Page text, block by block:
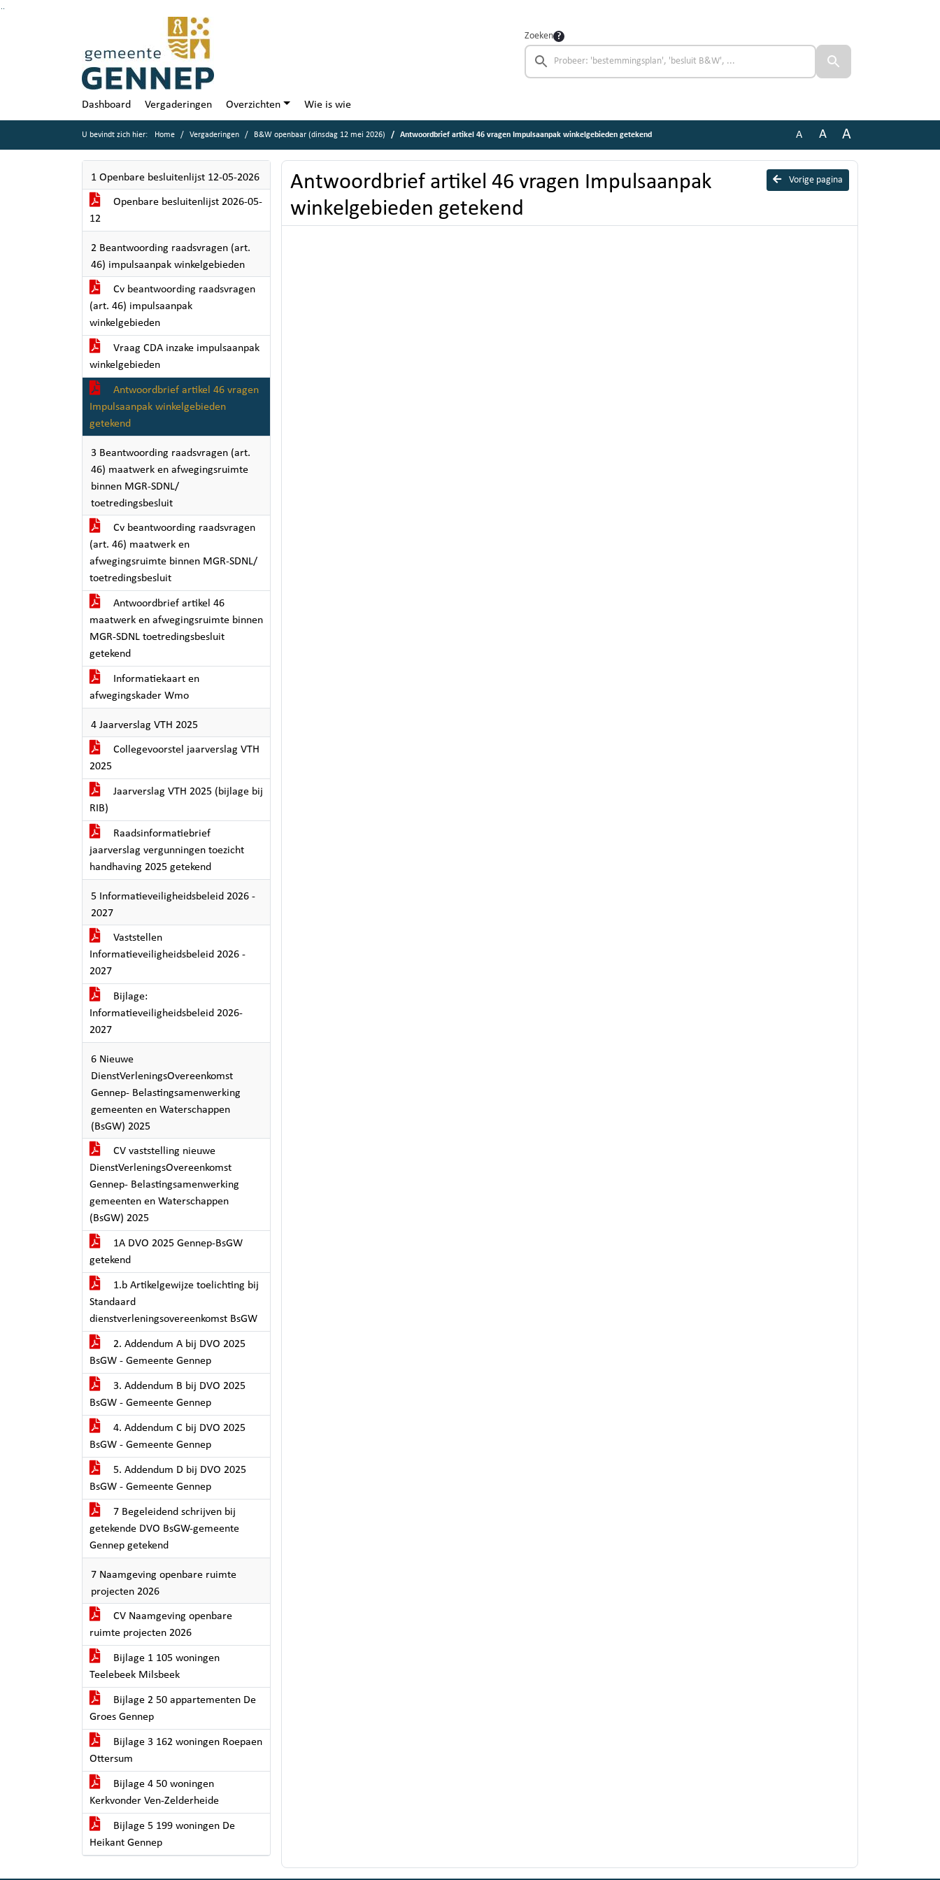
Zoeken
Dashboard Vergaderingen Overzichten Wie is wie
U bevindt zich hier: Home Vergaderingen B&W openbaar (dinsdag 12 mei 2026) Antwoordbrief artikel 46 vragen Impulsaanpak winkelgebieden getekend A A A
1 Openbare besluitenlijst 12-05-2026
Openbare besluitenlijst 2026-05-
12
2 Beantwoording raadsvragen (art.
46) impulsaanpak winkelgebieden
Cv beantwoording raadsvragen
(art. 46) impulsaanpak
winkelgebieden
Vraag CDA inzake impulsaanpak
winkelgebieden
Antwoordbrief artikel 46 vragen
Impulsaanpak winkelgebieden
getekend
3 Beantwoording raadsvragen (art.
46) maatwerk en afwegingsruimte
binnen MGR-SDNL/
toetredingsbesluit
Cv beantwoording raadsvragen
(art. 46) maatwerk en
afwegingsruimte binnen MGR-SDNL/
toetredingsbesluit
Antwoordbrief artikel 46
maatwerk en afwegingsruimte binnen
MGR-SDNL toetredingsbesluit
getekend
Informatiekaart en
afwegingskader Wmo
4 Jaarverslag VTH 2025
Collegevoorstel jaarverslag VTH
2025
Jaarverslag VTH 2025 (bijlage bij
RIB)
Raadsinformatiebrief
jaarverslag vergunningen toezicht
handhaving 2025 getekend
5 Informatieveiligheidsbeleid 2026 -
2027
Vaststellen
Informatieveiligheidsbeleid 2026 -
2027
Bijlage:
Informatieveiligheidsbeleid 2026-
2027
6 Nieuwe
DienstVerleningsOvereenkomst
Gennep- Belastingsamenwerking
gemeenten en Waterschappen
(BsGW) 2025
CV vaststelling nieuwe
DienstVerleningsOvereenkomst
Gennep- Belastingsamenwerking
gemeenten en Waterschappen
(BsGW) 2025
1A DVO 2025 Gennep-BsGW
getekend
1.b Artikelgewijze toelichting bij
Standaard
dienstverleningsovereenkomst BsGW
2. Addendum A bij DVO 2025
BsGW - Gemeente Gennep
3. Addendum B bij DVO 2025
BsGW - Gemeente Gennep
4. Addendum C bij DVO 2025
BsGW - Gemeente Gennep
5. Addendum D bij DVO 2025
BsGW - Gemeente Gennep
7 Begeleidend schrijven bij
getekende DVO BsGW-gemeente
Gennep getekend
7 Naamgeving openbare ruimte
projecten 2026
CV Naamgeving openbare
ruimte projecten 2026
Bijlage 1 105 woningen
Teelebeek Milsbeek
Bijlage 2 50 appartementen De
Groes Gennep
Bijlage 3 162 woningen Roepaen
Ottersum
Bijlage 4 50 woningen
Kerkvonder Ven-Zelderheide
Bijlage 5 199 woningen De
Heikant Gennep
Vorige pagina
Antwoordbrief artikel 46 vragen Impulsaanpak
winkelgebieden getekend